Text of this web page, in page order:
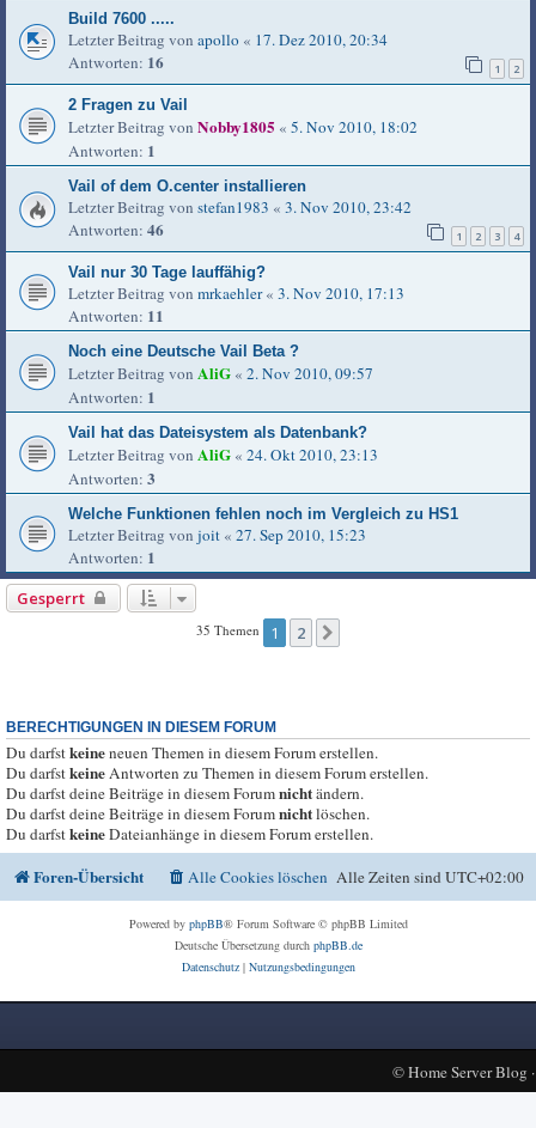
Build 7600 .....
Letzter Beitrag von apollo « 17. Dez 2010, 20:34
Antworten: 16 1 2
2 Fragen zu Vail
Letzter Beitrag von Nobby1805 « 5. Nov 2010, 18:02
Antworten: 1
Vail of dem O.center installieren
Letzter Beitrag von stefan1983 « 3. Nov 2010, 23:42
Antworten: 46 1 2 3 4
Vail nur 30 Tage lauffähig?
Letzter Beitrag von mrkaehler« 3. Nov 2010, 17:13
Antworten: 11
Noch eine Deutsche Vail Beta ?
Letzter Beitrag von AliG « 2. Nov 2010, 09:57
Antworten: 1
Vail hat das Dateisystem als Datenbank?
Letzter Beitrag von AliG « 24. Okt 2010, 23:13
Antworten: 3
Welche Funktionen fehlen noch im Vergleich zu HS1
Letzter Beitrag von joit « 27. Sep 2010, 15:23
Antworten: 1
Gesperrt
35 Themen 1 2
BERECHTIGUNGEN IN DIESEM FORUM
Du darfstkeineneuen Themen in diesem Forum erstellen.
Du darfstkeineAntworten zu Themen in diesem Forum erstellen.
Du darfst deine Beiträge in diesem Forumnichtändern.
Du darfst deine Beiträge in diesem Forumnichtlöschen.
Du darfstkeineDateianhänge in diesem Forum erstellen.
Foren-Übersicht Alle Zeiten sindUTC+02:00
Alle Cookies löschen
Powered by phpBB® Forum Software © phpBB Limited
Deutsche Übersetzung durch phpBB.de
Datenschutz| Nutzungsbedingungen
©Home Server Blog